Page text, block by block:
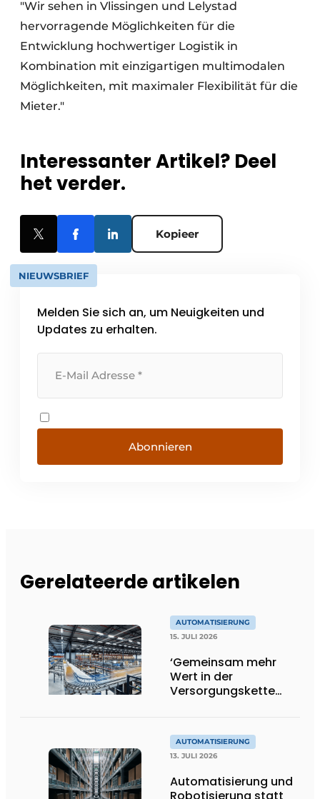
"Wir sehen in Vlissingen und Lelystad
hervorragende Möglichkeiten für die
Entwicklung hochwertiger Logistik in
Kombination mit einzigartigen multimodalen
Möglichkeiten, mit maximaler Flexibilität für die
Mieter."
Interessanter Artikel? Deel
het verder.
Kopieer
NIEUWSBRIEF
Melden Sie sich an, um Neuigkeiten und
Updates zu erhalten.
Abonnieren
Gerelateerde artikelen
AUTOMATISIERUNG
15. JULI 2026
‘Gemeinsam mehr
Wert in der
Versorgungskette
AUTOMATISIERUNG
13. JULI 2026
Automatisierung und
Robotisierung statt